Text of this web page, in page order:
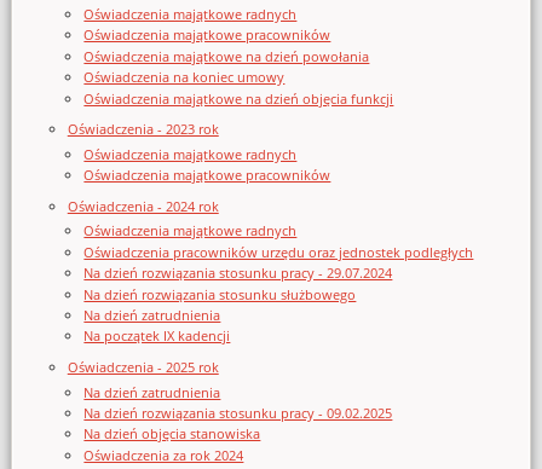
Oświadczenia majątkowe radnych
Oświadczenia majątkowe pracowników
Oświadczenia majątkowe na dzień powołania
Oświadczenia na koniec umowy
Oświadczenia majątkowe na dzień objęcia funkcji
Oświadczenia - 2023 rok
Oświadczenia majątkowe radnych
Oświadczenia majątkowe pracowników
Oświadczenia - 2024 rok
Oświadczenia majątkowe radnych
Oświadczenia pracowników urzędu oraz jednostek podległych
Na dzień rozwiązania stosunku pracy - 29.07.2024
Na dzień rozwiązania stosunku służbowego
Na dzień zatrudnienia
Na początek IX kadencji
Oświadczenia - 2025 rok
Na dzień zatrudnienia
Na dzień rozwiązania stosunku pracy - 09.02.2025
Na dzień objęcia stanowiska
Oświadczenia za rok 2024